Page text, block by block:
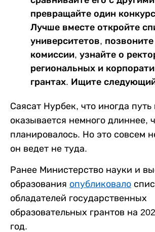
превращайте один
Лучше вместе откройте
университетов,
комиссии, узнайте о
региональных и
грантах. Ищите
Саясат Нурбек, что иногда путь
оказывается немного длиннее,
планировалось. Но это совсем
он ведет не туда.
Ранее Министерство науки и
образования опубликовало
обладателей государственных
образовательных грантов на
год.